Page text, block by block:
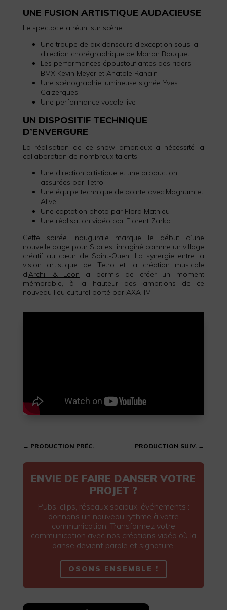
UNE FUSION ARTISTIQUE AUDACIEUSE
Le spectacle a réuni sur scène :
Une troupe de dix danseurs d’exception sous la
direction chorégraphique de Manon Bouquet
Les performances époustouflantes des riders
BMX Kevin Meyer et Anatole Rahain
Une scénographie lumineuse signée Yves
Caizergues
Une performance vocale live
UN DISPOSITIF TECHNIQUE
D’ENVERGURE
La réalisation de ce show ambitieux a nécessité la
collaboration de nombreux talents :
Une direction artistique et une production
assurées par Tetro
Une équipe technique de pointe avec Magnum et
Alive
Une captation photo par Flora Mathieu
Une réalisation vidéo par Florent Zarka
Cette soirée inaugurale marque le début d’une
nouvelle page pour Stories, imaginé comme un village
créatif au cœur de Saint-Ouen. La synergie entre la
vision artistique de Tetro et la création musicale
d’Archil & Leon a permis de créer un moment
mémorable, à la hauteur des ambitions de ce
nouveau lieu culturel porté par AXA-IM.
← PRODUCTION PRÉC. PRODUCTION SUIV. →
ENVIE DE FAIRE DANSER VOTRE
PROJET ?
Pubs, clips, réseaux sociaux, événements :
donnons un nouveau rythme à votre
communication. Transformez votre
communication avec nos créations vidéo où la
danse devient parole et signature.
OSONS ENSEMBLE !